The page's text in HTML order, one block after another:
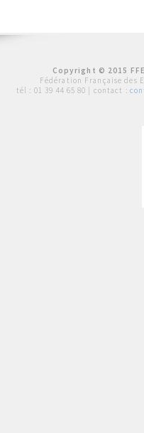
Copyright © 2015
Fédération Française des
tél : 01 39 44 65 80 | contact :